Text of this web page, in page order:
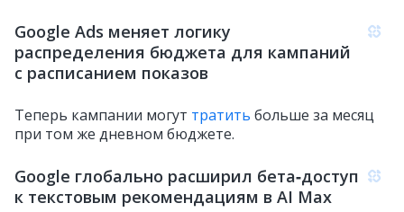
Google Ads меняет логику
распределения бюджета для кампаний
с расписанием показов
Теперь кампании могут тратить больше за месяц
при том же дневном бюджете.
Google глобально расширил бета‑доступ
к текстовым рекомендациям в AI Max